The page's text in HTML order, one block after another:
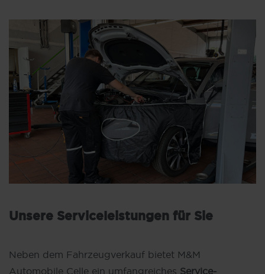
Unsere Serviceleistungen für Sie
Neben dem Fahrzeugverkauf bietet M&M
Automobile Celle ein umfangreiches Service-